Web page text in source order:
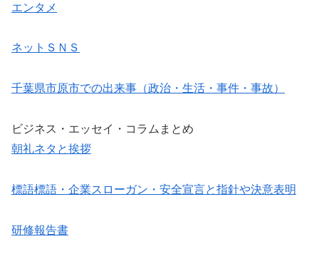
エンタメ
ネットＳＮＳ
千葉県市原市での出来事（政治・生活・事件・事故）
ビジネス・エッセイ・コラムまとめ
朝礼ネタと挨拶
標語標語・企業スローガン・安全宣言と指針や決意表明
研修報告書